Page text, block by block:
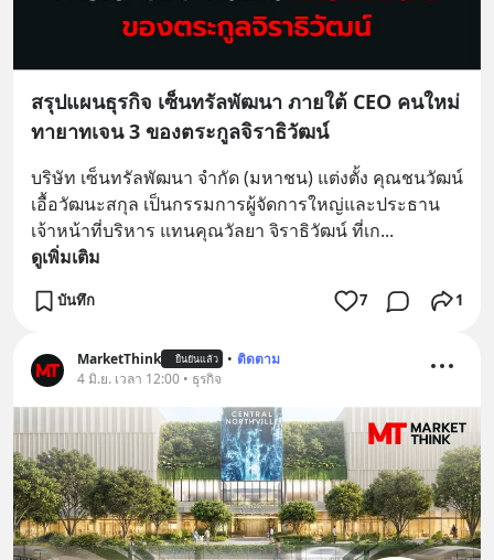
สรุปแผนธุรกิจ เซ็นทรัลพัฒนา ภายใต้ CEO คนใหม่
ทายาทเจน 3 ของตระกูลจิราธิวัฒน์
บริษัท เซ็นทรัลพัฒนา จำกัด (มหาชน) แต่งตั้ง คุณชนวัฒน์
เอื้อวัฒนะสกุล เป็นกรรมการผู้จัดการใหญ่และประธาน
เจ้าหน้าที่บริหาร แทนคุณวัลยา จิราธิวัฒน์ ที่เก...
ดูเพิ่มเติม
บันทึก 7 1
MarketThink ยืนยันแล้ว • ติดตาม
4 มิ.ย. เวลา 12:00 • ธุรกิจ